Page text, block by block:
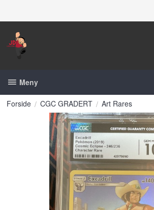
Meny
Forside CGC GRADERT Art Rares